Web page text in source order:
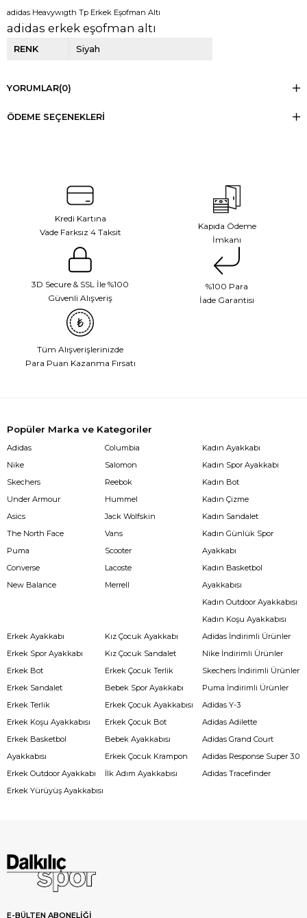
adidas Heavywıgth Tp Erkek Eşofman Altı
adidas erkek eşofman altı
RENK Siyah
YORUMLAR(0)
ÖDEME SEÇENEKLERI
Kredi Kartına
Vade Farksız 4 Taksit
Kapıda Ödeme
İmkanı
3D Secure & SSL İle %100
Güvenli Alışveriş
%100 Para
İade Garantisi
Tüm Alışverişlerinizde
Para Puan Kazanma Fırsatı
Popüler Marka ve Kategoriler
Adidas
Nike
Skechers
Under Armour
Asics
The North Face
Puma
Converse
New Balance
Columbia
Salomon
Reebok
Hummel
Jack Wolfskin
Vans
Scooter
Lacoste
Merrell
Kadın Ayakkabı
Kadın Spor Ayakkabı
Kadın Bot
Kadın Çizme
Kadın Sandalet
Kadın Günlük Spor
Ayakkabı
Kadın Basketbol
Ayakkabısı
Kadın Outdoor Ayakkabısı
Kadın Koşu Ayakkabısı
Erkek Ayakkabı
Erkek Spor Ayakkabı
Erkek Bot
Erkek Sandalet
Erkek Terlik
Erkek Koşu Ayakkabısı
Erkek Basketbol
Ayakkabısı
Erkek Outdoor Ayakkabı
Erkek Yürüyüş Ayakkabısı
Kız Çocuk Ayakkabı
Kız Çocuk Sandalet
Erkek Çocuk Terlik
Bebek Spor Ayakkabı
Erkek Çocuk Ayakkabısı
Erkek Çocuk Bot
Bebek Ayakkabısı
Erkek Çocuk Krampon
İlk Adım Ayakkabısı
Adidas İndirimli Ürünler
Nike İndirimli Ürünler
Skechers İndirimli Ürünler
Puma İndirimli Ürünler
Adidas Y-3
Adidas Adilette
Adidas Grand Court
Adidas Response Super 3.0
Adidas Tracefinder
E-BÜLTEN ABONELİĞİ